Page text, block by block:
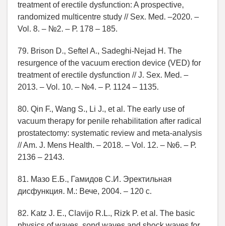
treatment of erectile dysfunction: A prospective,
randomized multicentre study // Sex. Med. –2020. –
Vol. 8. – №2. – Р. 178 – 185.
79. Brison D., Seftel A., Sadeghi-Nejad H. The
resurgence of the vacuum erection device (VED) for
treatment of erectile dysfunction // J. Sex. Med. –
2013. – Vol. 10. – №4. – Р. 1124 – 1135.
80. Qin F., Wang S., Li J., et al. The early use of
vacuum therapy for penile rehabilitation after radical
prostatectomy: systematic review and meta-analysis
// Am. J. Mens Health. – 2018. – Vol. 12. – №6. – Р.
2136 – 2143.
81. Мазо Е.Б., Гамидов С.И. Эректильная
дисфункция. М.: Вече, 2004. – 120 с.
82. Katz J. E., Clavijo R.L., Rizk P. et al. The basic